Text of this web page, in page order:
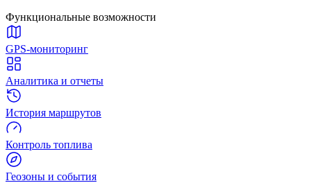
Функциональные возможности
GPS-мониторинг
Аналитика и отчеты
История маршрутов
Контроль топлива
Геозоны и события